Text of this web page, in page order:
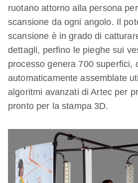
ruotano attorno alla persona
scansione da ogni angolo. Il
scansione è in grado di
dettagli, perfino le pieghe sui
processo genera 700 superfici,
automaticamente assemblate
algoritmi avanzati di Artec per
pronto per la stampa 3D.